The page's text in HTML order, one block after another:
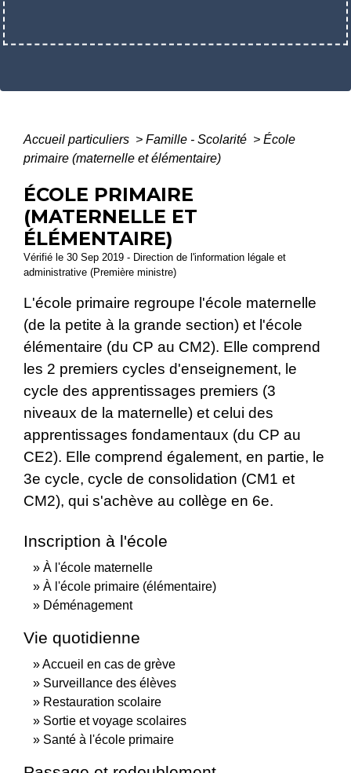
Accueil particuliers > Famille - Scolarité > École
primaire (maternelle et élémentaire)
ÉCOLE PRIMAIRE
(MATERNELLE ET
ÉLÉMENTAIRE)
Vérifié le 30 Sep 2019 - Direction de l'information légale et
administrative (Première ministre)
L'école primaire regroupe l'école maternelle
(de la petite à la grande section) et l'école
élémentaire (du CP au CM2). Elle comprend
les 2 premiers cycles d'enseignement, le
cycle des apprentissages premiers (3
niveaux de la maternelle) et celui des
apprentissages fondamentaux (du CP au
CE2). Elle comprend également, en partie, le
3e cycle, cycle de consolidation (CM1 et
CM2), qui s'achève au collège en 6e.
Inscription à l'école
À l'école maternelle
À l'école primaire (élémentaire)
Déménagement
Vie quotidienne
Accueil en cas de grève
Surveillance des élèves
Restauration scolaire
Sortie et voyage scolaires
Santé à l'école primaire